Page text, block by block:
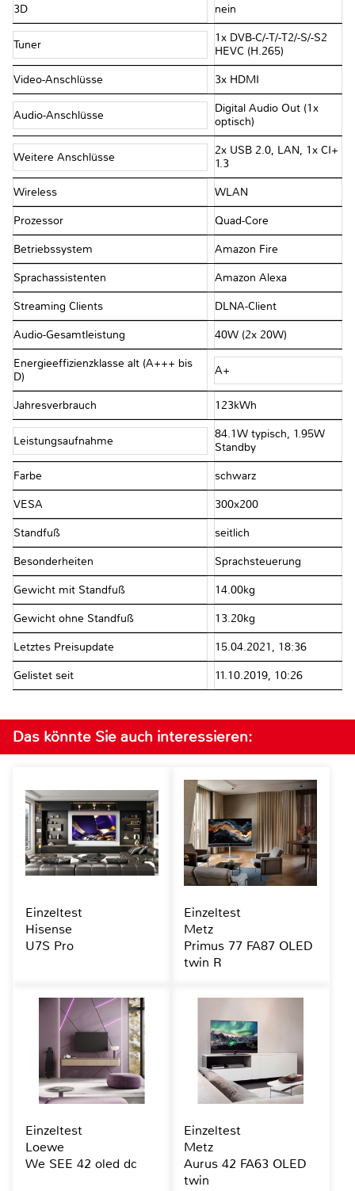
3D nein
Tuner
1x DVB-C/​-T/​-T2/​-S/​-S2
HEVC (H.265)
Video-Anschlüsse 3x HDMI
Audio-Anschlüsse
Digital Audio Out (1x
optisch)
Weitere Anschlüsse
2x USB 2.0, LAN, 1x CI+
1.3
Wireless WLAN
Prozessor Quad-Core
Betriebssystem Amazon Fire
Sprachassistenten Amazon Alexa
Streaming Clients DLNA-Client
Audio-Gesamtleistung 40W (2x 20W)
Energieeffizienzklasse alt (A+++ bis
D)
A+
Jahresverbrauch 123kWh
Leistungsaufnahme
84.1W typisch, 1.95W
Standby
Farbe schwarz
VESA 300x200
Standfuß seitlich
Besonderheiten Sprachsteuerung
Gewicht mit Standfuß 14.00kg
Gewicht ohne Standfuß 13.20kg
Letztes Preisupdate 15.04.2021, 18:36
Gelistet seit 11.10.2019, 10:26
Das könnte Sie auch interessieren:
Einzeltest
Hisense
U7S Pro
Einzeltest
Metz
Primus 77 FA87 OLED
twin R
Einzeltest
Loewe
We SEE 42 oled dc
Einzeltest
Metz
Aurus 42 FA63 OLED
twin